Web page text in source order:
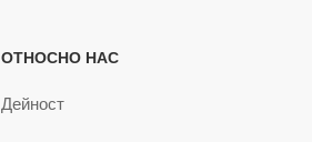
ОТНОСНО НАС
Дейност